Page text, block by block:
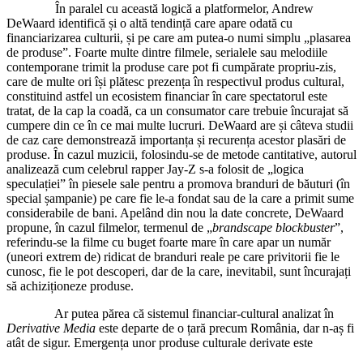
În paralel cu această logică a platformelor, Andrew
DeWaard identifică și o altă tendință care apare odată cu
financiarizarea culturii, și pe care am putea-o numi simplu „plasarea
de produse”. Foarte multe dintre filmele, serialele sau melodiile
contemporane trimit la produse care pot fi cumpărate propriu-zis,
care de multe ori își plătesc prezența în respectivul produs cultural,
constituind astfel un ecosistem financiar în care spectatorul este
tratat, de la cap la coadă, ca un consumator care trebuie încurajat să
cumpere din ce în ce mai multe lucruri. DeWaard are și câteva studii
de caz care demonstrează importanța și recurența acestor plasări de
produse. În cazul muzicii, folosindu-se de metode cantitative, autorul
analizează cum celebrul rapper Jay-Z s-a folosit de „logica
speculației” în piesele sale pentru a promova branduri de băuturi (în
special șampanie) pe care fie le-a fondat sau de la care a primit sume
considerabile de bani. Apelând din nou la date concrete, DeWaard
propune, în cazul filmelor, termenul de „brandscape blockbuster”,
referindu-se la filme cu buget foarte mare în care apar un număr
(uneori extrem de) ridicat de branduri reale pe care privitorii fie le
cunosc, fie le pot descoperi, dar de la care, inevitabil, sunt încurajați
să achiziționeze produse.
Ar putea părea că sistemul financiar-cultural analizat în
Derivative Media este departe de o țară precum România, dar n-aș fi
atât de sigur. Emergența unor produse culturale derivate este